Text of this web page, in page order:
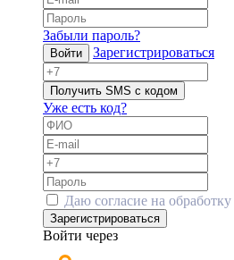
Забыли пароль?
Войти Зарегистрироваться
Получить SMS с кодом
Уже есть код?
Даю согласие на обработку
Зарегистрироваться
Войти через